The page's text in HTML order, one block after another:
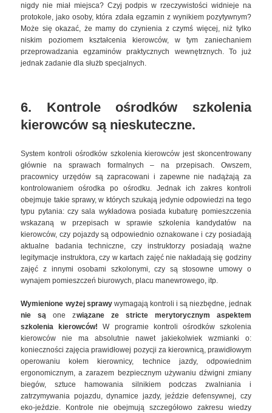
nigdy nie miał miejsca? Czyj podpis w rzeczywistości widnieje na
protokole, jako osoby, która zdała egzamin z wynikiem pozytywnym?
Może się okazać, że mamy do czynienia z czymś więcej, niż tylko
niskim poziomem kształcenia kierowców, w tym zaniechaniem
przeprowadzania egzaminów praktycznych wewnętrznych. To już
jednak zadanie dla służb specjalnych.
6. Kontrole ośrodków szkolenia
kierowców są nieskuteczne.
System kontroli ośrodków szkolenia kierowców jest skoncentrowany
głównie na sprawach formalnych – na przepisach. Owszem,
pracownicy urzędów są zapracowani i zapewne nie nadążają za
kontrolowaniem ośrodka po ośrodku. Jednak ich zakres kontroli
obejmuje takie sprawy, w których szukają jedynie odpowiedzi na tego
typu pytania: czy sala wykładowa posiada kubaturę pomieszczenia
wskazaną w przepisach w sprawie szkolenia kandydatów na
kierowców, czy pojazdy są odpowiednio oznakowane i czy posiadają
aktualne badania techniczne, czy instruktorzy posiadają ważne
legitymacje instruktora, czy w kartach zajęć nie nakładają się godziny
zajęć z innymi osobami szkolonymi, czy są stosowne umowy o
wynajem pomieszczeń biurowych, placu manewrowego, itp.
Wymienione wyżej sprawywymagają kontroli i są niezbędne, jednak
nie są one związane ze stricte merytorycznym aspektem
szkolenia kierowców!
W programie kontroli ośrodków szkolenia
kierowców nie ma absolutnie nawet jakiekolwiek wzmianki o:
konieczności zajęcia prawidłowej pozycji za kierownicą, prawidłowym
operowaniu kołem kierownicy, technice jazdy, odpowiednim
ergonomicznym, a zarazem bezpiecznym używaniu dźwigni zmiany
biegów, sztuce hamowania silnikiem podczas zwalniania i
zatrzymywania pojazdu, dynamice jazdy, jeździe defensywnej, czy
eko-jeździe. Kontrole nie obejmują szczegółowo zakresu wiedzy